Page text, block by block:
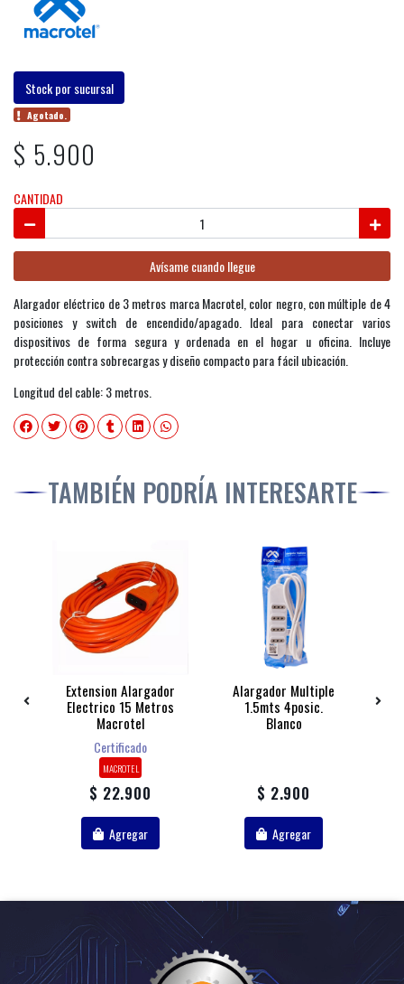
Stock por sucursal
Agotado.
$ 5.900
CANTIDAD
Avísame cuando llegue
Alargador eléctrico de 3 metros marca Macrotel, color negro, con múltiple de 4
posiciones y switch de encendido/apagado. Ideal para conectar varios
dispositivos de forma segura y ordenada en el hogar u oficina. Incluye
protección contra sobrecargas y diseño compacto para fácil ubicación.
Longitud del cable: 3 metros.
TAMBIÉN PODRÍA INTERESARTE
Extension Alargador
Electrico 15 Metros
Macrotel
Certificado
MACROTEL
$ 22.900
Agregar
Alargador Multiple
1.5mts 4posic.
Blanco
$ 2.900
Agregar